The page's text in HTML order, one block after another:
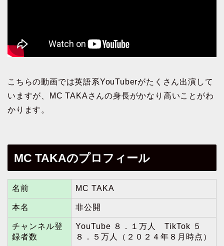
こちらの動画では英語系YouTuberがたくさん出演して
いますが、MC TAKAさんの身長がかなり高いことがわ
かります。
MC TAKAのプロフィール
名前 MC TAKA
本名 非公開
チャンネル登
録者数
YouTube ８．１万人 TikTok ５
８．５万人（２０２４年８月時点）